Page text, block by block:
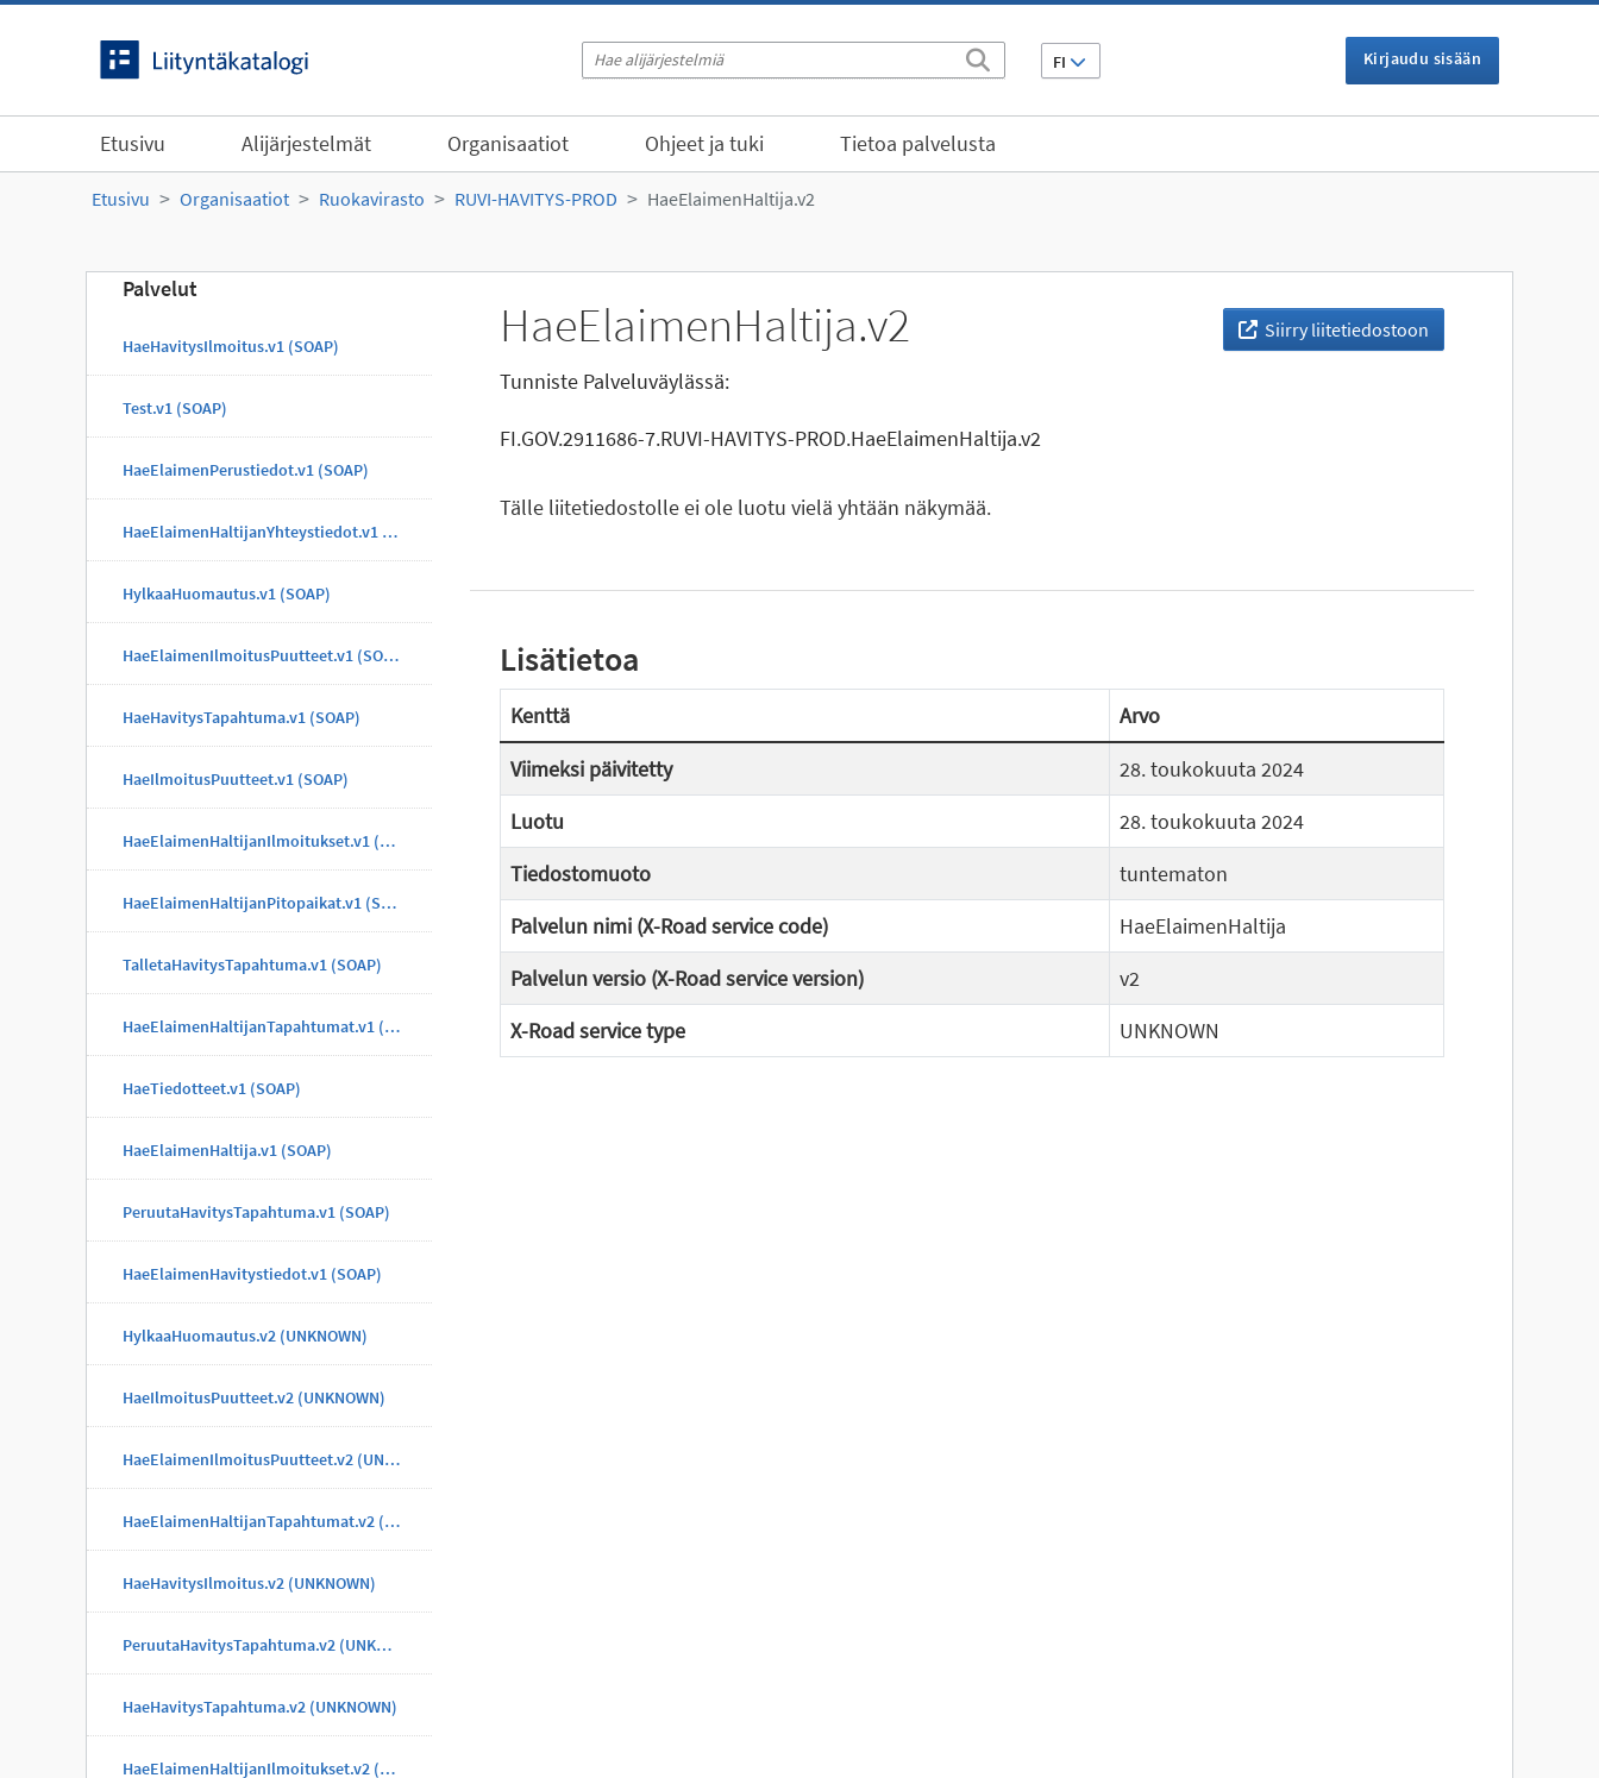
FI Kirjaudu sisään
Etusivu Alijärjestelmät Organisaatiot Ohjeet ja tuki Tietoa palvelusta
Etusivu Organisaatiot Ruokavirasto RUVI-HAVITYS-PROD HaeElaimenHaltija.v2
Palvelut
HaeHavitysIlmoitus.v1 (SOAP)
Test.v1 (SOAP)
HaeElaimenPerustiedot.v1 (SOAP)
HaeElaimenHaltijanYhteystiedot.v1 (SOAP)
HylkaaHuomautus.v1 (SOAP)
HaeElaimenIlmoitusPuutteet.v1 (SOAP)
HaeHavitysTapahtuma.v1 (SOAP)
HaeIlmoitusPuutteet.v1 (SOAP)
HaeElaimenHaltijanIlmoitukset.v1 (SOAP)
HaeElaimenHaltijanPitopaikat.v1 (SOAP)
TalletaHavitysTapahtuma.v1 (SOAP)
HaeElaimenHaltijanTapahtumat.v1 (SOAP)
HaeTiedotteet.v1 (SOAP)
HaeElaimenHaltija.v1 (SOAP)
PeruutaHavitysTapahtuma.v1 (SOAP)
HaeElaimenHavitystiedot.v1 (SOAP)
HylkaaHuomautus.v2 (UNKNOWN)
HaeIlmoitusPuutteet.v2 (UNKNOWN)
HaeElaimenIlmoitusPuutteet.v2 (UNKNOWN)
HaeElaimenHaltijanTapahtumat.v2 (UNKNOWN)
HaeHavitysIlmoitus.v2 (UNKNOWN)
PeruutaHavitysTapahtuma.v2 (UNKNOWN)
HaeHavitysTapahtuma.v2 (UNKNOWN)
HaeElaimenHaltijanIlmoitukset.v2 (UNKNOWN)
Siirry liitetiedostoon
HaeElaimenHaltija.v2
Tunniste Palveluväylässä:
FI.GOV.2911686-7.RUVI-HAVITYS-PROD.HaeElaimenHaltija.v2
Tälle liitetiedostolle ei ole luotu vielä yhtään näkymää.
Lisätietoa
Kenttä
Arvo
Viimeksi päivitetty
28. toukokuuta 2024
Luotu
28. toukokuuta 2024
Tiedostomuoto
tuntematon
Palvelun nimi (X-Road service code)
HaeElaimenHaltija
Palvelun versio (X-Road service version)
v2
X-Road service type
UNKNOWN